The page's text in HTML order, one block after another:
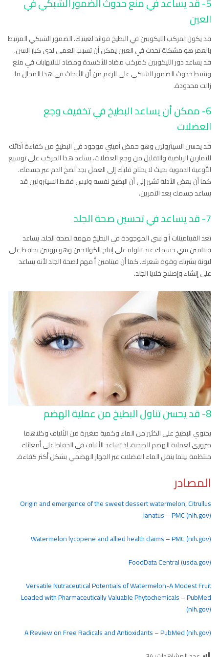
العين
قد يكون لمركب الليكوبين في البطيخ فوائد لعينيك. الضمور الشبكي المرتبط
بالعمر هو مشكلة تحدث في العين يمكن أن تسبب العمى لدى كبار السن.
قد يساعد دور الليكوبين كمركب مضاد للأكسدة ومضاد للالتهابات في منع
وتثبيط حدوث الضمور الشبكي على الرغم من أن الأبحاث في هذا المجال ما
زالت محدودة.
6- ممكن أن يساعد البطيخ في تخفيف وجع
العضلات
قد يحسن السيترولين وهو حمض أميني موجود في البطيخ من كفاءة أدائك
للتمارين الرياضية والتقليل من وجع العضلات. يساعد هذا المركب على توسيع
الأوعية الدموية بحيث لا يحتاج قلبك إلى العمل بجد لضخ الدم عبر جسمك.
كما أن بعض الأدلة تشير إلى أن البطيخ نفسه وليس فقط السيترولين قد
يساعد جسمك بعد التمرين.
7- قد يساعد في تحسين صحة الجلد
تعد الفيتامينات أ و سي الموجودة في البطيخ مهمة لصحة الجلد. يساعد
فيتامين سي جسمك عند تناوله على إنتاج الكولاجين وهو بروتين يحافظ على
ليونة بشرتك وقوة شعرك. كما أن فيتامين أ مهم لصحة الجلد لأنه يساعد
على إنشاء وإصلاح خلايا الجلد.
8- قد يحسن تناول البطيخ من عملية الهضم
يحتوي البطيخ على الكثير من الماء وكمية صغيرة من الألياف وكلاهما
ضروري لعملية الهضم الصحية. إذ تساعد الألياف في الحفاظ على أمعائك
منتظمة بينما ينقل الماء الفضلات عبر الجهاز الهضمي بشكل أكثر كفاءة.
المصادر
Origin and emergence of the sweet dessert watermelon, Citrullus
lanatus – PMC (nih.gov)
Watermelon lycopene and allied health claims – PMC (nih.gov)
FoodData Central (usda.gov)
Versatile Nutraceutical Potentials of Watermelon-A Modest Fruit
Loaded with Pharmaceutically Valuable Phytochemicals – PubMed
(nih.gov)
A Review on Free Radicals and Antioxidants – PubMed (nih.gov)